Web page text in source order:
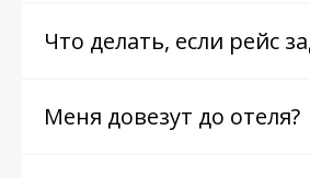
Что делать, если рейс
Меня довезут до отеля?